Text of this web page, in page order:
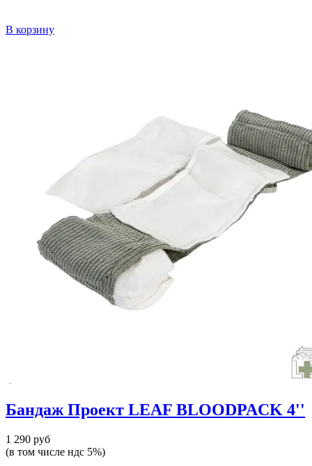
В корзину
Бандаж Проект LEAF BLOODPACK 4''
1 290 руб
(в том числе ндс 5%)